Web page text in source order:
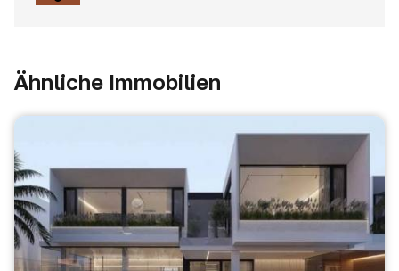
Ähnliche Immobilien